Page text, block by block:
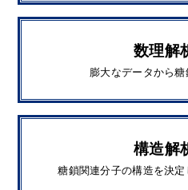
数理解
膨大なデータから糖
構造解
糖鎖関連分子の構造を決